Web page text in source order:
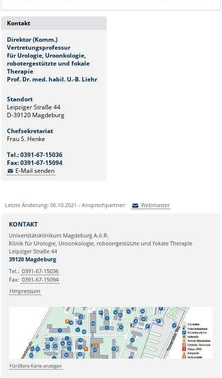
Kontakt
Direktor (Komm.)
Vertretungsprofessur
für Urologie, Uroonkologie,
robotergestützte und fokale
Therapie
Prof. Dr. med. habil. U.-B. Liehr
Standort
Leipziger Straße 44
D-39120 Magdeburg
Chefsekretariat
Frau S. Henke
Tel.: 0391-67-15036
Fax: 0391-67-15094
E-Mail senden
Letzte Änderung: 06.10.2021 - Ansprechpartner: Webmaster
Ihre E-Mailadresse:
Ihr Anliegen:
KONTAKT
Universitätsklinikum Magdeburg A.ö.R.
Klinik für Urologie, Uroonkologie, robotergestützte und fokale Therapie
Leipziger Straße 44
39120 Magdeburg
Tel.: 0391-67-15036
Fax: 0391-67-15094
Impressum
Größere Karte anzeigen